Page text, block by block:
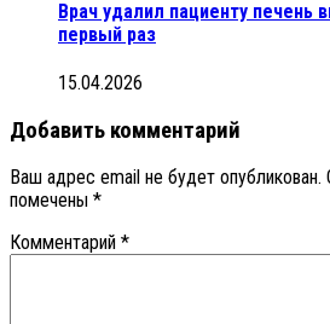
Врач удалил пациенту печень
первый раз
15.04.2026
Добавить комментарий
Ваш адрес email не будет опубликован.
помечены *
Комментарий *